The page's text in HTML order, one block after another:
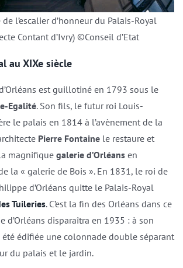
l’escalier d’honneur du Palais-Royal
Contant d’Ivry) ©Conseil d’Etat
au XIXe siècle
est guillotiné en 1793 sous le
Egalité. Son fils, le futur roi Louis-
le palais en 1814 à l’avènement de la
Pierre Fontainele restaure et
magnifiquegalerie d’Orléansen
la « galerie de Bois ». En 1831, le roi de
d’Orléans quitte le Palais-Royal
Tuileries. C’est la fin des Orléans dans ce
d’Orléans disparaîtra en 1935 : à son
édifiée une colonnade double séparant
du palais et le jardin.